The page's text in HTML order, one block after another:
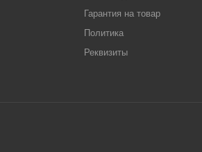
Гарантия на товар
Политика
Реквизиты